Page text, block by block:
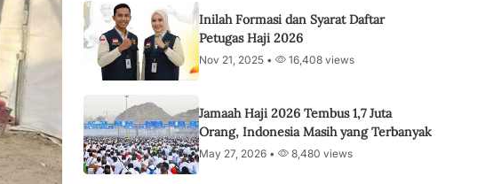
Inilah Formasi dan Syarat Daftar
Petugas Haji 2026
Nov 21, 2025 • 16,408 views
Jamaah Haji 2026 Tembus 1,7 Juta
Orang, Indonesia Masih yang Terbanyak
May 27, 2026 • 8,480 views